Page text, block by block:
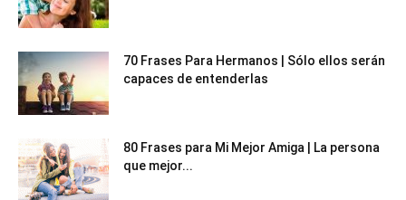
70 Frases Para Hermanos | Sólo ellos serán
capaces de entenderlas
80 Frases para Mi Mejor Amiga | La persona
que mejor...